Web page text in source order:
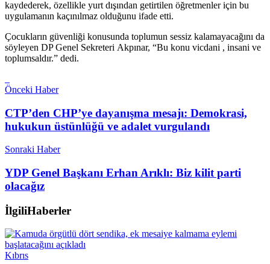
kaydederek, özellikle yurt dışından getirtilen öğretmenler için bu
uygulamanın kaçınılmaz olduğunu ifade etti.
Çocukların güvenliği konusunda toplumun sessiz kalamayacağını da
söyleyen DP Genel Sekreteri Akpınar, “Bu konu vicdani , insani ve
toplumsaldır.” dedi.
Önceki Haber
CTP’den CHP’ye dayanışma mesajı: Demokrasi,
hukukun üstünlüğü ve adalet vurgulandı
Sonraki Haber
YDP Genel Başkanı Erhan Arıklı: Biz kilit parti
olacağız
İlgiliHaberler
Kıbrıs